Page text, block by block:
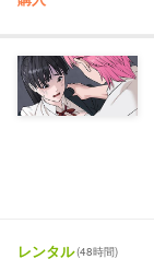
レンタル(48時間)